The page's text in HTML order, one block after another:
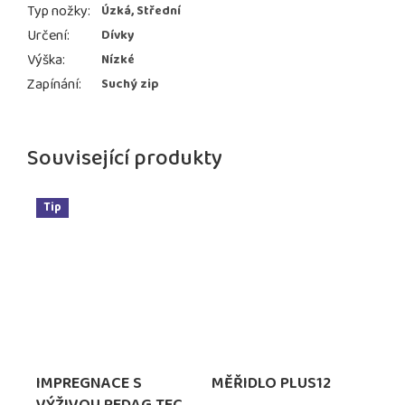
Související produkty
Tip
IMPREGNACE S
MĚŘIDLO PLUS12
Typ nožky: Úzká, Střední
Určení: Dívky
Výška: Nízké
Zapínání: Suchý zip